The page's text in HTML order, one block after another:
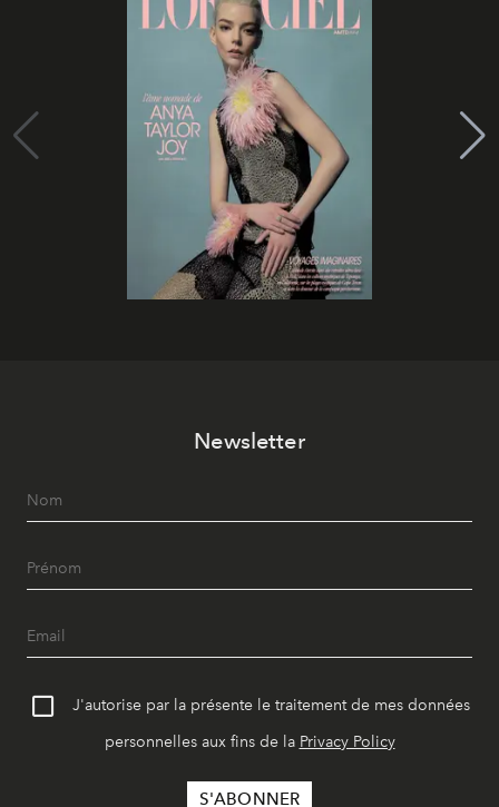
Newsletter
J'autorise par la présente le traitement de mes données
personnelles aux fins de la Privacy Policy